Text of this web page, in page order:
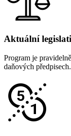
Aktuální
Program je
daňových předpisech.